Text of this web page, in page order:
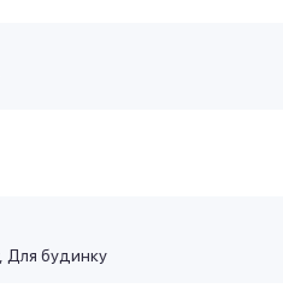
Для будинку